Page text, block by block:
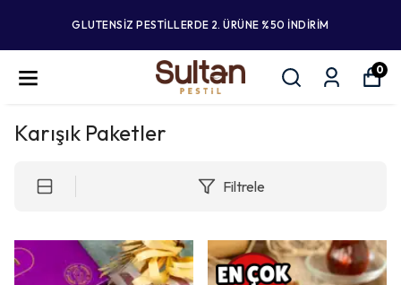
GLUTENSİZ PESTİLLERDE 2. ÜRÜNE %50 İNDİRİM
0
Karışık Paketler
Filtrele